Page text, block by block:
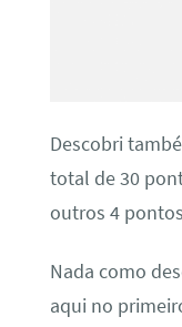
Descobri
total de 30
outros 4
Nada como
aqui no